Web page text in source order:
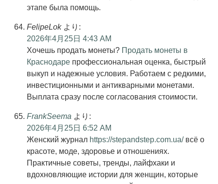
этапе была помощь.
FelipeLok より:
2026年4月25日 4:43 AM
Хочешь продать монеты? Продать монеты в
Краснодаре профессиональная оценка, быстрый
выкуп и надежные условия. Работаем с редкими,
инвестиционными и антикварными монетами.
Выплата сразу после согласования стоимости.
FrankSeema より:
2026年4月25日 6:52 AM
Женский журнал https://stepandstep.com.ua/всё о
красоте, моде, здоровье и отношениях.
Практичные советы, тренды, лайфхаки и
вдохновляющие истории для женщин, которые